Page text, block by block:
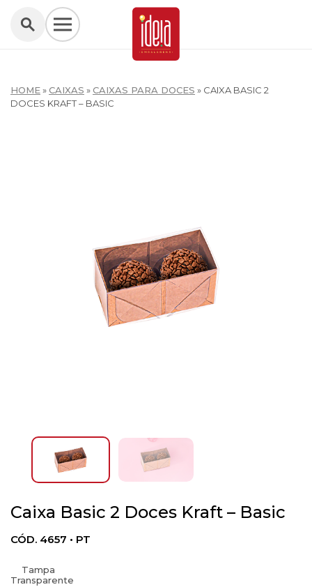
HOME»CAIXAS »CAIXAS PARA DOCES » CAIXA BASIC 2
DOCES KRAFT – BASIC
Caixa Basic 2 Doces Kraft – Basic
CÓD. 4657 • PT
Tampa
Transparente